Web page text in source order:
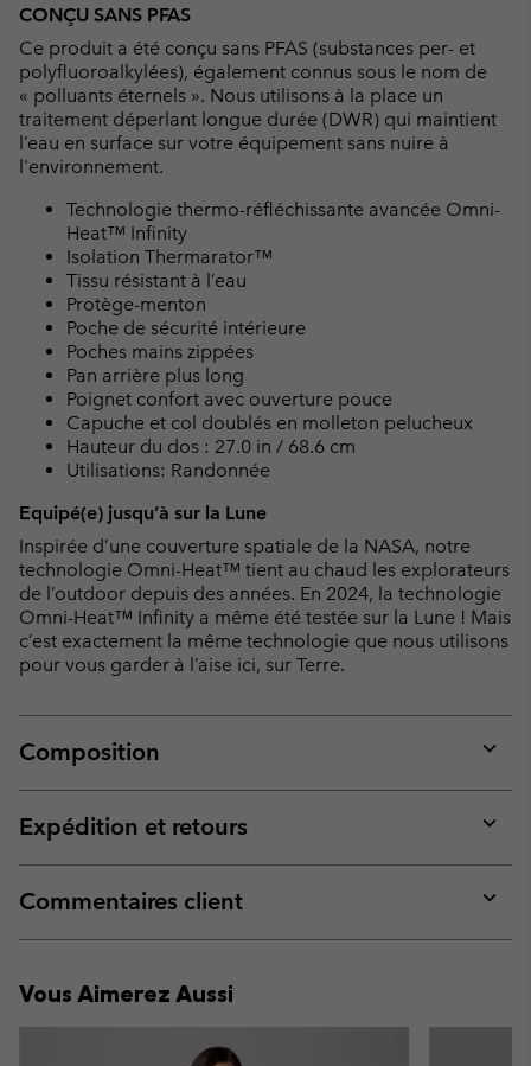
CONÇU SANS PFAS
Ce produit a été conçu sans PFAS (substances per- et
polyfluoroalkylées), également connus sous le nom de
« polluants éternels ». Nous utilisons à la place un
traitement déperlant longue durée (DWR) qui maintient
l’eau en surface sur votre équipement sans nuire à
l'environnement.
Technologie thermo-réfléchissante avancée Omni-
Heat™ Infinity
Isolation Thermarator™
Tissu résistant à l’eau
Protège-menton
Poche de sécurité intérieure
Poches mains zippées
Pan arrière plus long
Poignet confort avec ouverture pouce
Capuche et col doublés en molleton pelucheux
Hauteur du dos : 27.0 in / 68.6 cm
Utilisations: Randonnée
Equipé(e) jusqu’à sur la Lune
Inspirée d’une couverture spatiale de la NASA, notre
technologie Omni-Heat™ tient au chaud les explorateurs
de l’outdoor depuis des années. En 2024, la technologie
Omni-Heat™ Infinity a même été testée sur la Lune ! Mais
c’est exactement la même technologie que nous utilisons
pour vous garder à l’aise ici, sur Terre.
Composition
or
Expédition et retours
or
Commentaires client
or
Vous Aimerez Aussi